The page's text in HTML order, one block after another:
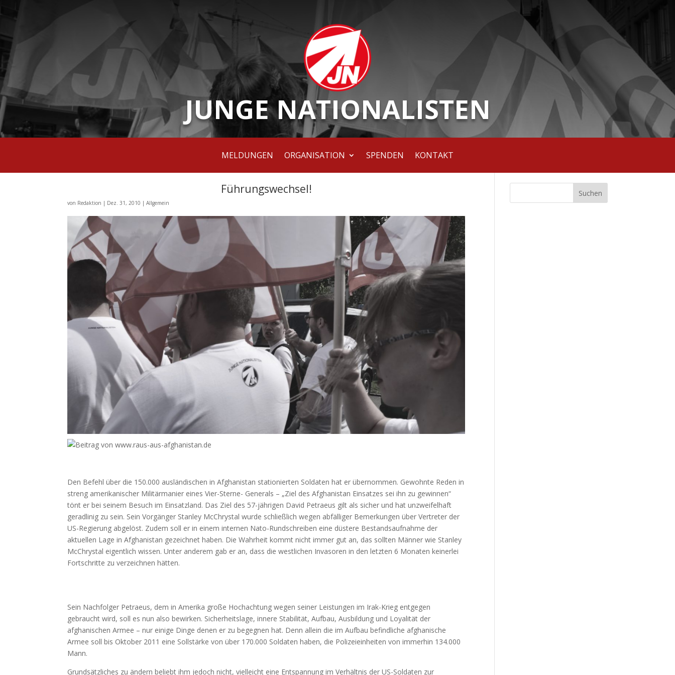
JUNGE NATIONALISTEN
MELDUNGEN ORGANISATION SPENDEN KONTAKT
Führungswechsel!
von Redaktion | Dez. 31, 2010 |Allgemein
Den Befehl über die 150.000 ausländischen in Afghanistan stationierten Soldaten hat er übernommen. Gewohnte Reden in
streng amerikanischer Militärmanier eines Vier-Sterne- Generals – „Ziel des Afghanistan Einsatzes sei ihn zu gewinnen“
tönt er bei seinem Besuch im Einsatzland. Das Ziel des 57-jährigen David Petraeus gilt als sicher und hat unzweifelhaft
geradlinig zu sein. Sein Vorgänger Stanley McChrystal wurde schließlich wegen abfälliger Bemerkungen über Vertreter der
US-Regierung abgelöst. Zudem soll er in einem internen Nato-Rundschreiben eine düstere Bestandsaufnahme der
aktuellen Lage in Afghanistan gezeichnet haben. Die Wahrheit kommt nicht immer gut an, das sollten Männer wie Stanley
McChrystal eigentlich wissen. Unter anderem gab er an, dass die westlichen Invasoren in den letzten 6 Monaten keinerlei
Fortschritte zu verzeichnen hätten.
Sein Nachfolger Petraeus, dem in Amerika große Hochachtung wegen seiner Leistungen im Irak-Krieg entgegen
gebraucht wird, soll es nun also bewirken. Sicherheitslage, innere Stabilität, Aufbau, Ausbildung und Loyalität der
afghanischen Armee – nur einige Dinge denen er zu begegnen hat. Denn allein die im Aufbau befindliche afghanische
Armee soll bis Oktober 2011 eine Sollstärke von über 170.000 Soldaten haben, die Polizeieinheiten von immerhin 134.000
Mann.
Grundsätzliches zu ändern beliebt ihm jedoch nicht, vielleicht eine Entspannung im Verhältnis der US-Soldaten zur